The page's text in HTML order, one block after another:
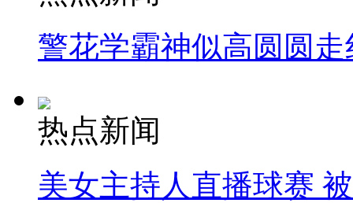
警花学霸神似高圆圆走
热点新闻
美女主持人直播球赛